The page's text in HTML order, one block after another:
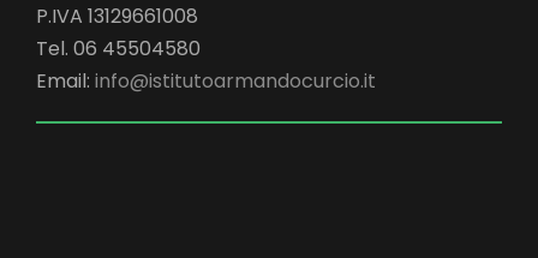
P.IVA 13129661008
Tel. 06 45504580
Email: info@istitutoarmandocurcio.it